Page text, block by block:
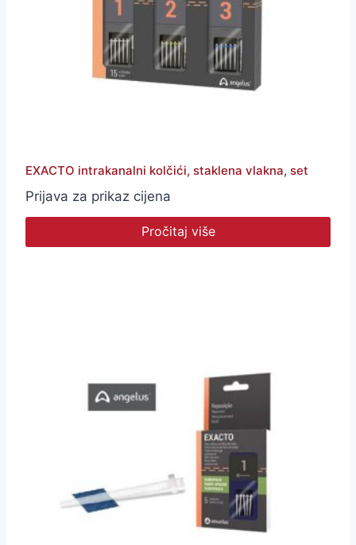
EXACTO intrakanalni kolčići, staklena vlakna, set
Prijava za prikaz cijena
Pročitaj više